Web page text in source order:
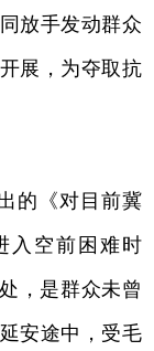
放手发动群众
展，为夺取抗
的《对目前冀
入空前困难时
，是群众未曾
安途中，受毛